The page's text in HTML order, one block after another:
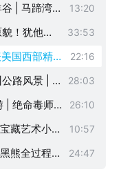
树国家公
| 马蹄湾 |
13:20
！犹他州
公园 | 沉浸
33:53
国西部精神
去？| 阿甘
22:16
路风景 |
| 沉浸式旅
28:03
| 绝命毒师
| 新墨西哥
26:10
藏艺术小镇
间变慢 | 4
10:57
熊全过程 |
24:47